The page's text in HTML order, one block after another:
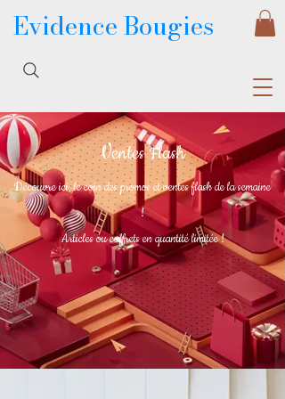
Evidence Bougies
Ventes Flash
Découvre ici, le coin des promos et ventes flash de la semaine
!
Articles ou coffrets en quantité limitée !